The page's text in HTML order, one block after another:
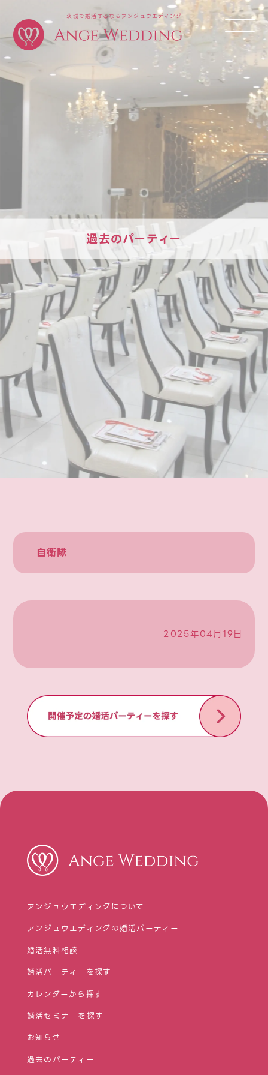
茨城で婚活するならアンジュウエディング
過去のパーティー
自衛隊
2025年04月19日
アンジュウエディングについて
アンジュウエディングの婚活パーティー
婚活無料相談
婚活パーティーを探す
カレンダーから探す
婚活セミナーを探す
お知らせ
過去のパーティー